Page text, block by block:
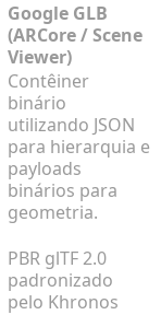
Google GLB
(ARCore / Scene
Viewer)
Contêiner
binário
utilizando JSON
para hierarquia e
payloads
binários para
geometria.
PBR glTF 2.0
padronizado
pelo Khronos